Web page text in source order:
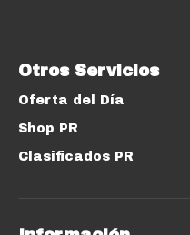
Otros Servicios
Oferta del Día
Shop PR
Clasificados PR